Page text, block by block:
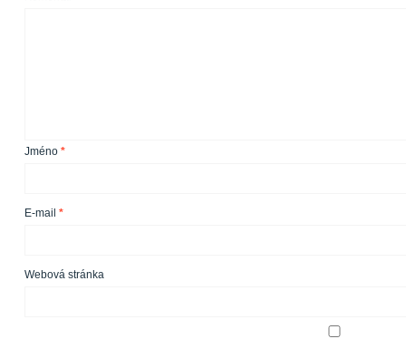
Jméno *
E-mail *
Webová stránka